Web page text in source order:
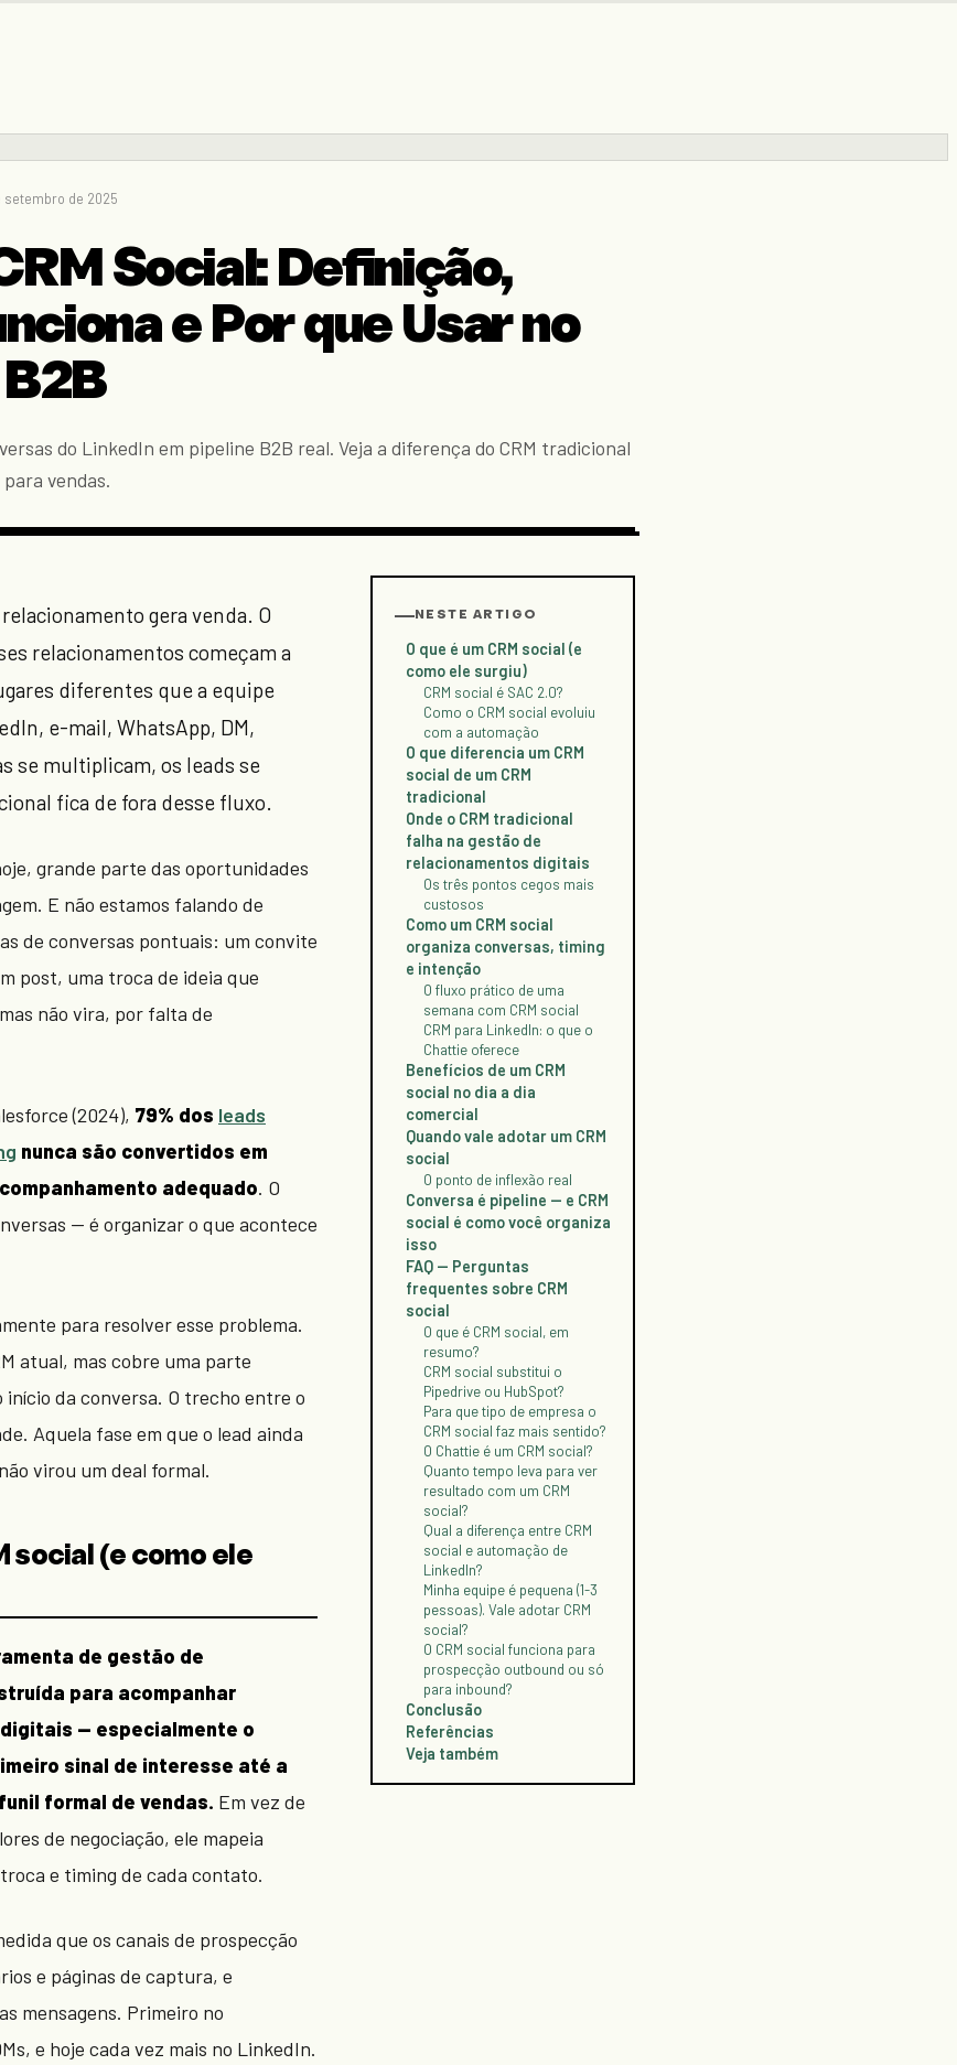
setembro de 2025
Social: Definição,
e Por que Usar no
do LinkedIn em pipeline B2B real. Veja a diferença do CRM tradicional
vendas.
gera venda. O
relacionamentos começam a
diferentes que a equipe
e-mail, WhatsApp, DM,
se multiplicam, os leads se
fica de fora desse fluxo.
grande parte das oportunidades
E não estamos falando de
de conversas pontuais: um convite
post, uma troca de ideia que
não vira, por falta de
(2024), 79% dos leads
nunca são convertidos em
adequado. O
— é organizar o que acontece
para resolver esse problema.
atual, mas cobre uma parte
início da conversa. O trecho entre o
Aquela fase em que o lead ainda
virou um deal formal.
social (e como ele
de gestão de
para acompanhar
— especialmente o
sinal de interesse até a
formal de vendas. Em vez de
de negociação, ele mapeia
e timing de cada contato.
que os canais de prospecção
e páginas de captura, e
mensagens. Primeiro no
e hoje cada vez mais no LinkedIn.
NESTE ARTIGO
O que é um CRM social (e
como ele surgiu)
CRM social é SAC 2.0?
Como o CRM social evoluiu
com a automação
O que diferencia um CRM
social de um CRM
tradicional
Onde o CRM tradicional
falha na gestão de
relacionamentos digitais
Os três pontos cegos mais
custosos
Como um CRM social
organiza conversas, timing
e intenção
O fluxo prático de uma
semana com CRM social
CRM para LinkedIn: o que o
Chattie oferece
Benefícios de um CRM
social no dia a dia
comercial
Quando vale adotar um CRM
social
O ponto de inflexão real
Conversa é pipeline — e CRM
social é como você organiza
isso
FAQ — Perguntas
frequentes sobre CRM
social
O que é CRM social, em
resumo?
CRM social substitui o
Pipedrive ou HubSpot?
Para que tipo de empresa o
CRM social faz mais sentido?
O Chattie é um CRM social?
Quanto tempo leva para ver
resultado com um CRM
social?
Qual a diferença entre CRM
social e automação de
LinkedIn?
Minha equipe é pequena (1-3
pessoas). Vale adotar CRM
social?
O CRM social funciona para
prospecção outbound ou só
para inbound?
Conclusão
Referências
Veja também